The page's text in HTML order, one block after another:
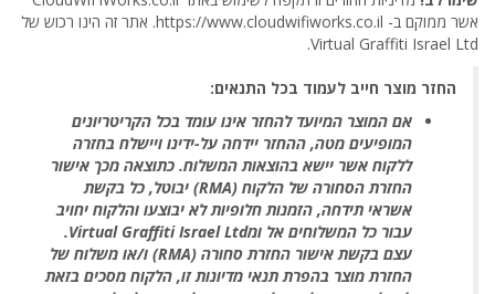
אשר ממוקם ב- https://www.cloudwifiworks.co.il. אתר זה הינו רכוש של
Virtual Graffiti Israel Ltd.
החזר מוצר חייב לעמוד בכל התנאים:
אם המוצר המיועד להחזר אינו עומד בכל הקריטריונים
המופיעים מטה, ההחזר יידחה על-ידינו ויישלח בחזרה
ללקוח אשר יישא בהוצאות המשלוח. כתוצאה מכך אישור
החזרת הסחורה של הלקוח (RMA) יבוטל, כל בקשת
אשראי תידחה, הזמנות חלופיות לא יבוצעו והלקוח יחויב
עבור כל המשלוחים אל ומVirtual Graffiti Israel Ltd.
עצם בקשת אישור החזרת סחורה (RMA) ו/או משלוח של
החזרת מוצר בהפרת תנאי מדיונות זו, הלקוח מסכים בזאת